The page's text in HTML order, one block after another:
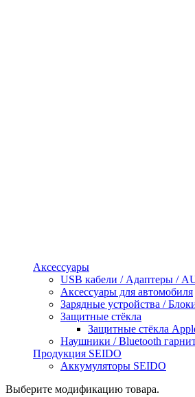
Аксессуары
USB кабели / Адаптеры /
Аксессуары для автомобиля
Зарядные устройства /
Защитные стёкла
Защитные стёкла
Наушники / Bluetooth
Продукция SEIDO
Аккумуляторы SEIDO
Выберите модификацию товара.